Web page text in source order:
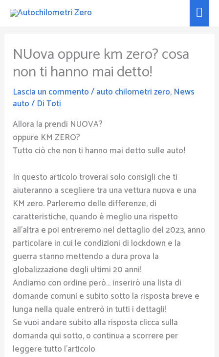
Vai
NUova oppure km zero? cosa
non ti hanno mai detto!
Lascia un commento/auto chilometri zero, News
auto/ DiToti
Allora la prendi NUOVA?
oppure KM ZERO?
Tutto ciò che non ti hanno mai detto sulle auto!
In questo articolo troverai solo consigli che ti
aiuteranno a scegliere tra una vettura nuova e una
KM zero. Parleremo delle differenze, di
caratteristiche, quando è meglio una rispetto
all’altra e poi entreremo nel dettaglio del 2023, anno
particolare in cui le condizioni di lockdown e la
guerra stanno mettendo a dura prova la
globalizzazione degli ultimi 20 anni!
Andiamo con ordine però… inserirò una lista di
domande comuni e subito sotto la risposta breve e
lunga nella quale entrerò in tutti i dettagli!
Se vuoi andare subito alla risposta clicca sulla
domanda qui sotto, o continua a scorrere per
leggere tutto l’articolo